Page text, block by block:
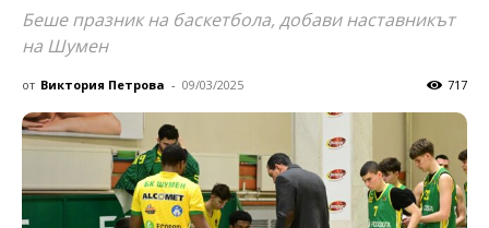
Беше празник на баскетбола, добави наставникът
на Шумен
от Виктория Петрова - 09/03/2025 717